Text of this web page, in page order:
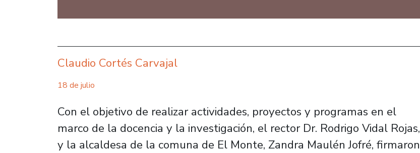
Claudio Cortés Carvajal
18 de julio
Con el objetivo de realizar actividades, proyectos y programas en el
marco de la docencia y la investigación, el rector Dr. Rodrigo Vidal Rojas,
y la alcaldesa de la comuna de El Monte, Zandra Maulén Jofré, firmaron